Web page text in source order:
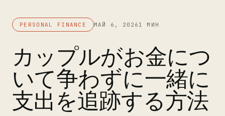
PERSONAL FINANCE МАЙ 6, 2026 1 МИН
カップルがお金につ
いて争わずに一緒に
支出を追跡する方法